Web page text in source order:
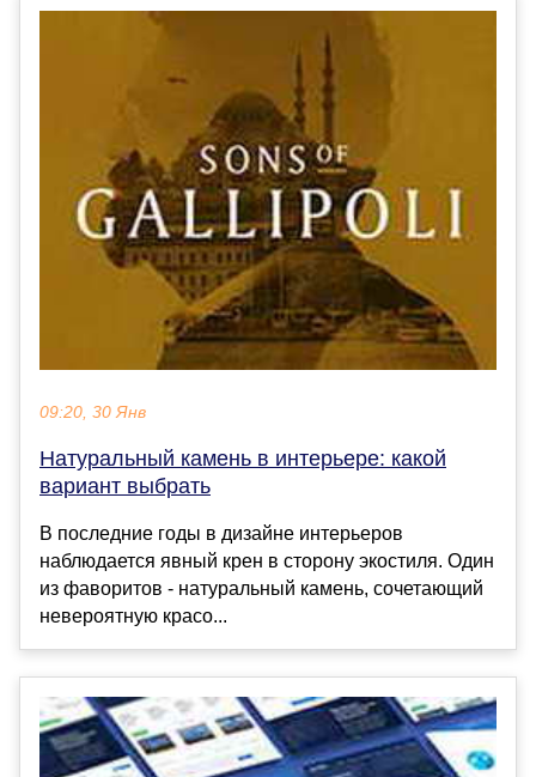
09:20, 30 Янв
Натуральный камень в интерьере: какой
вариант выбрать
В последние годы в дизайне интерьеров
наблюдается явный крен в сторону экостиля. Один
из фаворитов - натуральный камень, сочетающий
невероятную красо...